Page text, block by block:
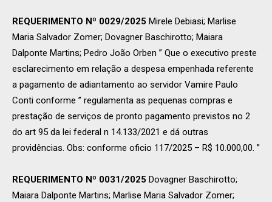
REQUERIMENTO Nº 0029/2025 Mirele Debiasi; Marlise
Maria Salvador Zomer; Dovagner Baschirotto; Maiara
Dalponte Martins; Pedro João Orben ” Que o executivo preste
esclarecimento em relação a despesa empenhada referente
a pagamento de adiantamento ao servidor Vamire Paulo
Conti conforme ” regulamenta as pequenas compras e
prestação de serviços de pronto pagamento previstos no 2
do art 95 da lei federal n 14.133/2021 e dá outras
providências. Obs: conforme oficio 117/2025 – R$ 10.000,00. ”
REQUERIMENTO Nº 0031/2025 Dovagner Baschirotto;
Maiara Dalponte Martins; Marlise Maria Salvador Zomer;